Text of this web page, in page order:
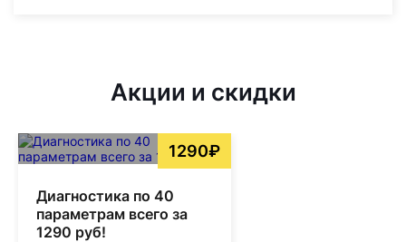
Акции и скидки
1290₽
Диагностика по 40
параметрам всего за
1290 руб!